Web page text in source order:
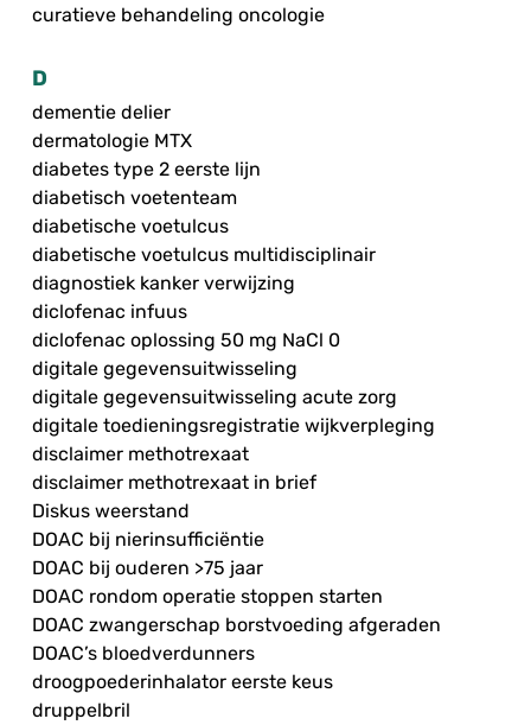
curatieve behandeling oncologie
D
dementie delier
dermatologie MTX
diabetes type 2 eerste lijn
diabetisch voetenteam
diabetische voetulcus
diabetische voetulcus multidisciplinair
diagnostiek kanker verwijzing
diclofenac infuus
diclofenac oplossing 50 mg NaCl 0
digitale gegevensuitwisseling
digitale gegevensuitwisseling acute zorg
digitale toedieningsregistratie wijkverpleging
disclaimer methotrexaat
disclaimer methotrexaat in brief
Diskus weerstand
DOAC bij nierinsufficiëntie
DOAC bij ouderen >75 jaar
DOAC rondom operatie stoppen starten
DOAC zwangerschap borstvoeding afgeraden
DOAC’s bloedverdunners
droogpoederinhalator eerste keus
druppelbril